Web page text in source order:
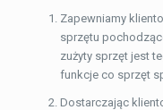
Zapewniamy
sprzętu
zużyty sprzęt jest
funkcje co sprzęt
Dostarczając